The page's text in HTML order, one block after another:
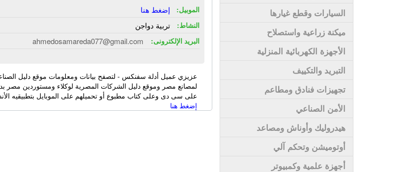
السيارات وقطع غيارها
ميكنة زراعية واستصلاح
الأجهزة الكهربائية المنزلية
التبريد والتكييف
تجهيزات فنادق ومطاعم
الأمن الصناعي
هيدروليك وأوناش ومصاعد
أوتوميشن وتحكم آلي
أجهزة علمية وكمبيوتر
الموبيل: إضغط هنا
النشاط: تربية دواجن
البريد الإلكترونى: ahmedosamareda077@gmail.com
عزيزي عميل أدلة سفنكس - لتصفح بيانات ومعلومات موقع دليل
لمصانع مصر وموقع دليل الشركات المصرية لوكلاء ومستوردين مصر
على سى دى وعلى كتاب مطبوع أو تحميلهم على الموبايل بتطبيقيه
إضغط هنا